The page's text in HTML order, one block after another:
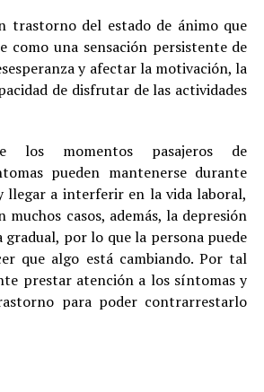
trastorno del estado de ánimo que
como una sensación persistente de
y afectar la motivación, la
de disfrutar de las actividades
los momentos pasajeros de
pueden mantenerse durante
llegar a interferir en la vida laboral,
muchos casos, además, la depresión
gradual, por lo que la persona puede
que algo está cambiando. Por tal
prestar atención a los síntomas y
para poder contrarrestarlo